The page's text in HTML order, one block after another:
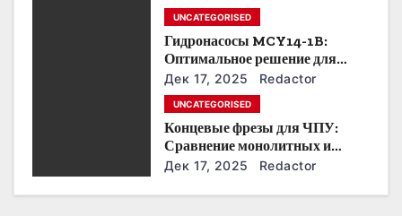
я
UNCATEGORISED
Гидронасосы MCY14-1B:
Оптимальное решение для
модернизации гидросистем.
Дек 17, 2025 Redactor
UNCATEGORISED
Концевые фрезы для ЧПУ:
Сравнение монолитных и
сборных решений.
Дек 17, 2025 Redactor